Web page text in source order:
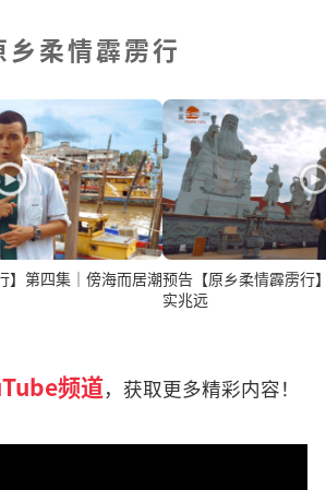
乡柔情霹雳行
】第四集｜傍海而居潮预告【原乡柔情霹雳行
实兆远
频道，获取更多精彩内容！